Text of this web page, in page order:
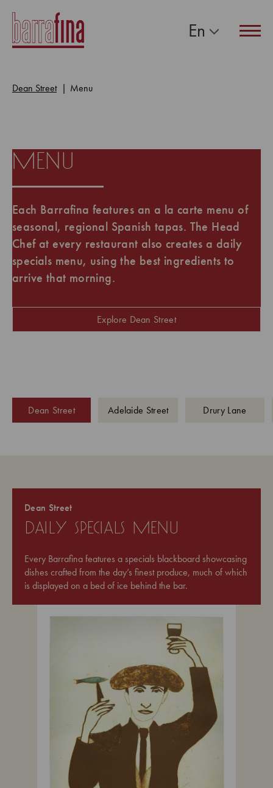
En
Dean Street Menu
menu
Each Barrafina features an a la carte menu of
seasonal, regional Spanish tapas. The Head
Chef at every restaurant also creates a daily
specials menu, using the best ingredients to
arrive that morning.
Explore Dean Street
Dean Street Adelaide Street Drury Lane
Dean Street
daily specials menu
Every Barrafina features a specials blackboard showcasing
dishes crafted from the day’s finest produce, much of which
is displayed on a bed of ice behind the bar.